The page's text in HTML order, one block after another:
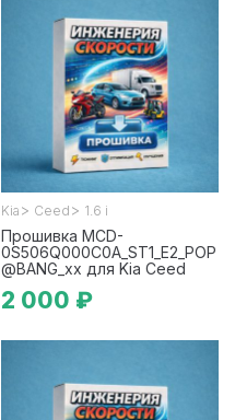
Kia > Ceed > 1.6 i
Прошивка MCD-
0S506Q000C0A_ST1_E2_POP
@BANG_xx для Kia Ceed
2 000 ₽